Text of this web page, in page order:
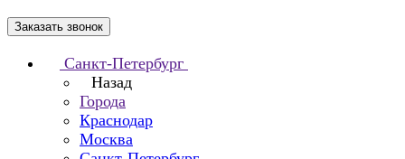
Заказать звонок
Санкт-Петербург
Назад
Города
Краснодар
Москва